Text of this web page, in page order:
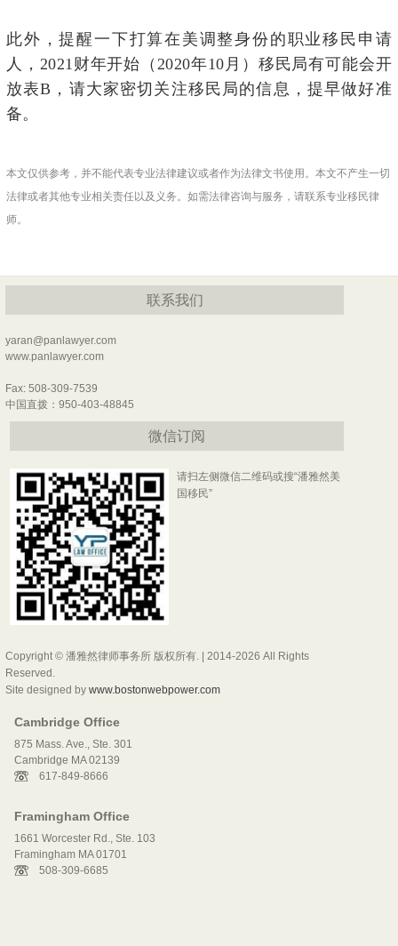
此外，提醒一下打算在美调整身份的职业移民申请
人，2021财年开始（2020年10月）移民局有可能会开
放表B，请大家密切关注移民局的信息，提早做好准
备。
本文仅供参考，并不能代表专业法律建议或者作为法律文书使用。本文不产生一切
法律或者其他专业相关责任以及义务。如需法律咨询与服务，请联系专业移民律
师。
联系我们
yaran@panlawyer.com
www.panlawyer.com
Fax: 508-309-7539
中国直拨：950-403-48845
微信订阅
请扫左侧微信二维码或搜“潘雅然美
国移民”
Copyright © 潘雅然律师事务所 版权所有. | 2014-2026 All Rights
Reserved.
Site designed by www.bostonwebpower.com
Cambridge Office
875 Mass. Ave., Ste. 301
Cambridge MA 02139
617-849-8666
Framingham Office
1661 Worcester Rd., Ste. 103
Framingham MA 01701
508-309-6685